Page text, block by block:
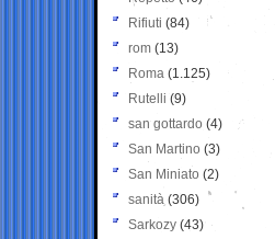
Rifiuti (84)
rom (13)
Roma (1.125)
Rutelli (9)
san gottardo (4)
San Martino (3)
San Miniato (2)
sanità (306)
Sarkozy (43)